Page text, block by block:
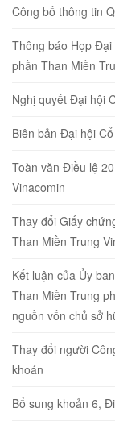
Công bố thông tin
Thông báo Họp
phần Than Miền
Nghị quyết Đại hội
Biên bản Đại hội
Toàn văn Điều lệ
Vinacomin
Thay đổi Giấy
Than Miền Trung
Kết luận của Ủy
Than Miền Trung
nguồn vốn chủ sở
Thay đổi người
khoán
Bổ sung khoản 6,